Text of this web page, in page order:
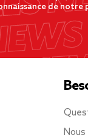
de notre